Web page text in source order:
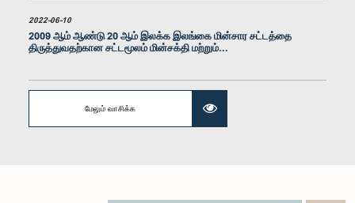
கௌரவ நலீன் பண்டார ஜயமஹ, பா.உ.
2022-06-10
2009 ஆம் ஆண்டு 20 ஆம் இலக்க இலங்கை மின்சார சட்டத்தை
திருத்துவதற்கான சட்டமூலம் மின்சக்தி மற்றும்...
மேலும் வாசிக்க